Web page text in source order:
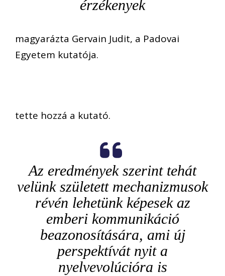
érzékenyek
magyarázta Gervain Judit, a Padovai
Egyetem kutatója.
tette hozzá a kutató.
Az eredmények szerint tehát
velünk született mechanizmusok
révén lehetünk képesek az
emberi kommunikáció
beazonosítására, ami új
perspektívát nyit a
nyelvevolúcióra is